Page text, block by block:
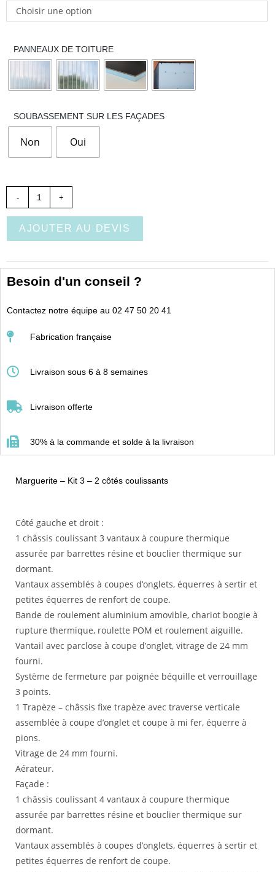
Choisir une option
PANNEAUX DE TOITURE
SOUBASSEMENT SUR LES FAÇADES
Non Oui
- +
AJOUTER AU DEVIS
Besoin d'un conseil ?
Contactez notre équipe au 02 47 50 20 41
Fabrication française
Livraison sous 6 à 8 semaines
Livraison offerte
30% à la commande et solde à la livraison
Marguerite – Kit 3 – 2 côtés coulissants
Côté gauche et droit :
1 châssis coulissant 3 vantaux à coupure thermique
assurée par barrettes résine et bouclier thermique sur
dormant.
Vantaux assemblés à coupes d’onglets, équerres à sertir et
petites équerres de renfort de coupe.
Bande de roulement aluminium amovible, chariot boogie à
rupture thermique, roulette POM et roulement aiguille.
Vantail avec parclose à coupe d’onglet, vitrage de 24 mm
fourni.
Système de fermeture par poignée béquille et verrouillage
3 points.
1 Trapèze – châssis fixe trapèze avec traverse verticale
assemblée à coupe d’onglet et coupe à mi fer, équerre à
pions.
Vitrage de 24 mm fourni.
Aérateur.
Façade :
1 châssis coulissant 4 vantaux à coupure thermique
assurée par barrettes résine et bouclier thermique sur
dormant.
Vantaux assemblés à coupes d’onglets, équerres à sertir et
petites équerres de renfort de coupe.